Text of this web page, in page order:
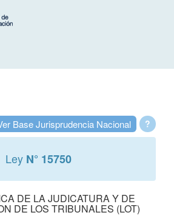
?
Base Jurisprudencia Nacional
Ley N° 15750
DE LA JUDICATURA Y DE
DE LOS TRIBUNALES (LOT)